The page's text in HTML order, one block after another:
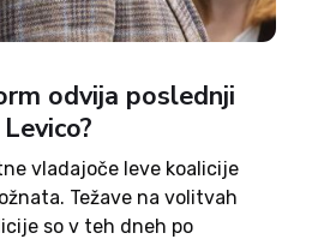
odvija poslednji
vladajoče leve koalicije
Težave na volitvah
so v teh dneh po